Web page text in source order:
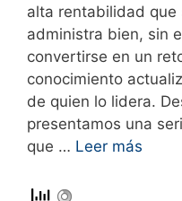
alta rentabilidad que
administra bien, sin
convertirse en un
conocimiento
de quien lo lidera.
presentamos una
que … Leer más